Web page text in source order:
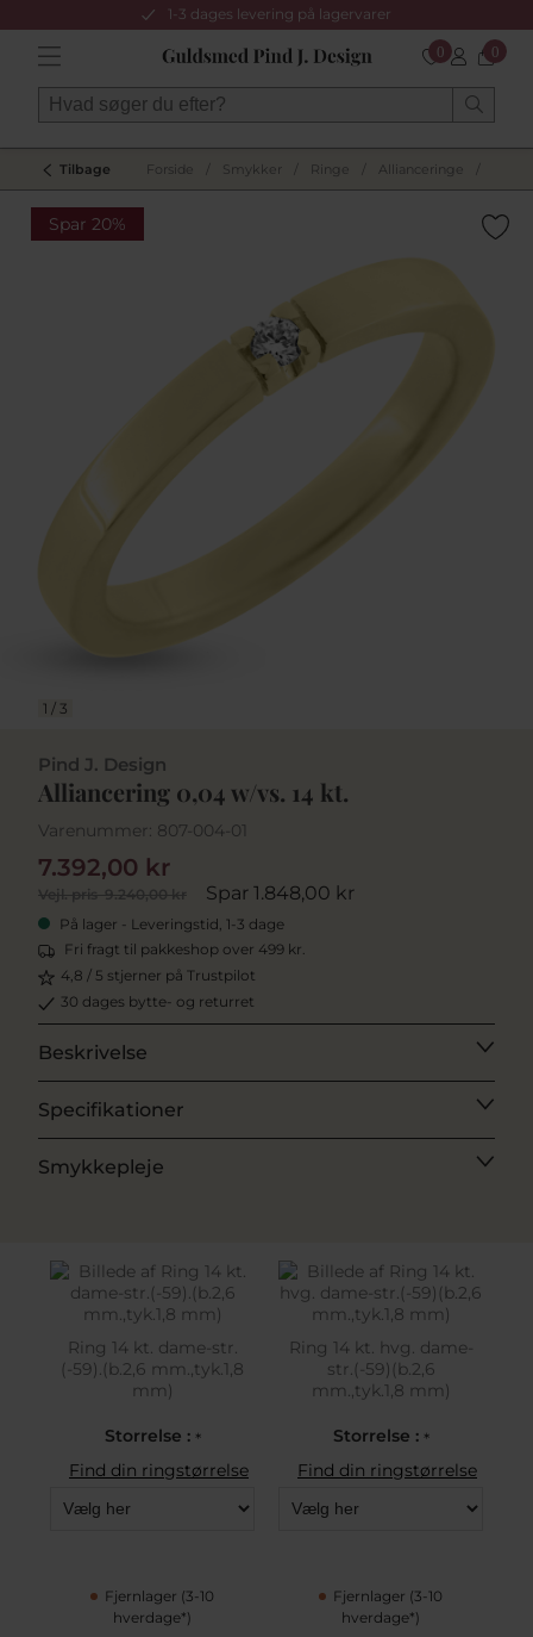
1-3 dages levering på lagervarer
0 0
Tilbage Forside Smykker Ringe Allianceringe
Spar 20%
1 / 3
Pind J. Design
Alliancering 0,04 w/vs. 14 kt.
Varenummer: 807-004-01
Vejl. pris9.240,00 kr Spar 1.848,00 kr
7.392,00 kr
På lager - Leveringstid, 1-3 dage
Fri fragt til pakkeshop over 499 kr.
4,8 / 5 stjerner på Trustpilot
30 dages bytte- og returret
Beskrivelse
Specifikationer
Smykkepleje
Ring 14 kt. dame-str.
(-59).(b.2,6 mm.,tyk.1,8
mm)
Storrelse : *
Find din ringstørrelse
Fjernlager (3-10
hverdage*)
Ring 14 kt. hvg. dame-
str.(-59)(b.2,6
mm.,tyk.1,8 mm)
Storrelse : *
Find din ringstørrelse
Fjernlager (3-10
hverdage*)